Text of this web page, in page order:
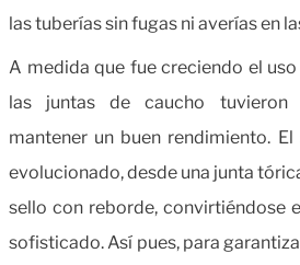
las tuberías sin fugas ni averías en
A medida que fue creciendo el
las juntas de caucho tuvieron
mantener un buen rendimiento.
evolucionado, desde una junta
sello con reborde, convirtiéndose
sofisticado. Así pues, para